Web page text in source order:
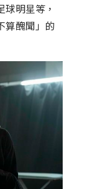
明星等，
算醜聞」的